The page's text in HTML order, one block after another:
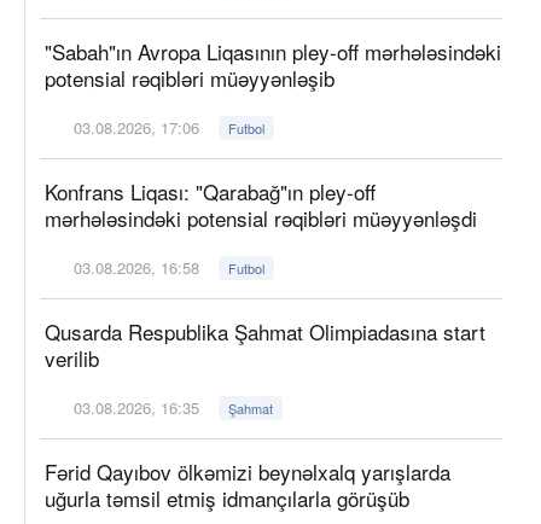
"Sabah"ın Avropa Liqasının pley-off mərhələsindəki
potensial rəqibləri müəyyənləşib
03.08.2026, 17:06 Futbol
Konfrans Liqası: "Qarabağ"ın pley-off
mərhələsindəki potensial rəqibləri müəyyənləşdi
03.08.2026, 16:58 Futbol
Qusarda Respublika Şahmat Olimpiadasına start
verilib
03.08.2026, 16:35 Şahmat
Fərid Qayıbov ölkəmizi beynəlxalq yarışlarda
uğurla təmsil etmiş idmançılarla görüşüb